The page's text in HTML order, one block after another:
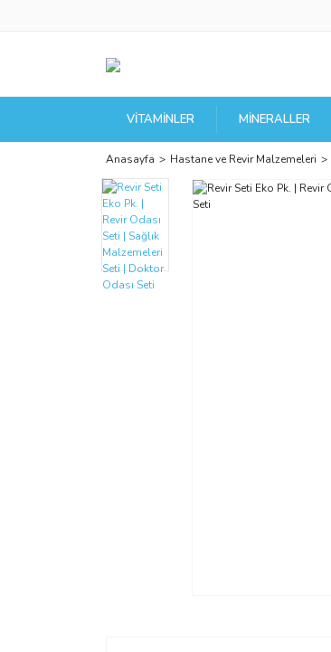
VITAMINLER MINERALLER
Anasayfa Hastane ve Revir Malzemeleri